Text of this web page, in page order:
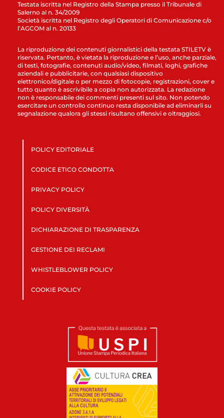
Testata iscritta nel Registro della Stampa presso il Tribunale di
Salerno al n. 34/2009
Società iscritta nel Registro degli Operatori di Comunicazione c/o
l’AGCOM al n. 20133
La riproduzione dei contenuti giornalistici della testata STILETV è
riservata. Pertanto, è vietata la riproduzione e l’uso, anche parziale,
di testi, fotografie, contenuti audio/video, filmati, loghi, grafiche
aziendali e pubblicitarie, con qualsiasi dispositivo
elettronico/digitale o per mezzo di fotocopie, registrazioni, cover e
tutto quanto è ascrivibile a copia non autorizzata. La redazione
non è responsabile dei commenti presenti sul sito. Non potendo
esercitare un controllo continuo resta disponibile ad eliminarli su
segnalazione qualora gli stessi risultano offensivi e oltraggiosi.
POLICY EDITORIALE
CODICE ETICO CONDOTTA
PRIVACY POLICY
POLICY DIVERSITÀ
DICHIARAZIONE DI TRASPARENZA
GESTIONE DEI RECLAMI
WHISTLEBLOWER POLICY
COOKIE POLICY